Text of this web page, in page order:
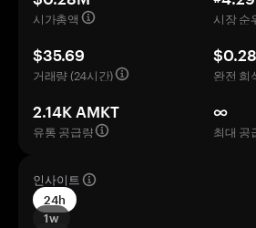
시가총액
시장 순
$35.69
거래량 (24시간)
완전 희
2.14K AMKT
유통 공급량
∞
최대 공
인사이트
24h
1w